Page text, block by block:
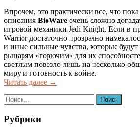
Впрочем, это практически все, что
описания BioWare очень сложно
игровой механики Jedi Knight. Если в
Warrior достаточно прозрачно
и иные сильные чувства, которые
рыцарям «горючим» для их
светлым повезло лишь на несколько
миру и готовность к войне.
Читать далее «Не
→
Найти:
Рубрики